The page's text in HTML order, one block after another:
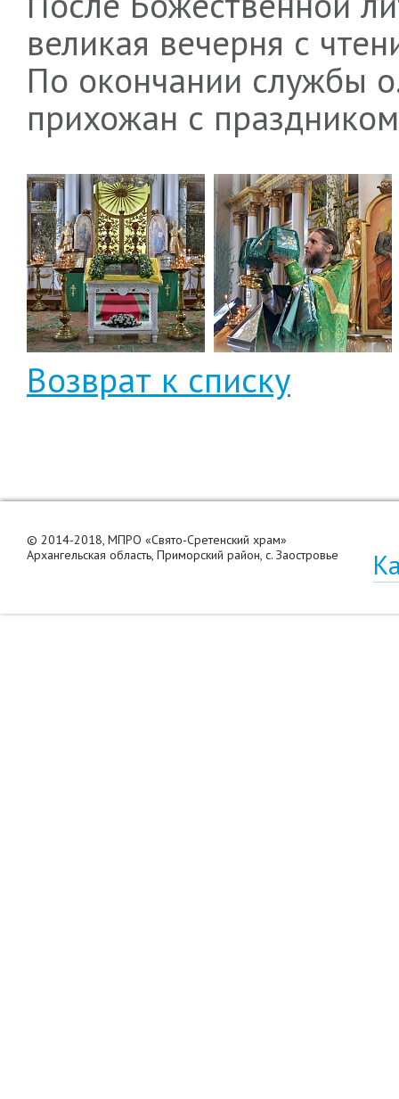
великая вечерня с
По окончании службы
прихожан с
Возврат к списку
© 2014-2018, МПРО «Свято-Сретенский храм»
Архангельская область, Приморский район, с. Заостровье